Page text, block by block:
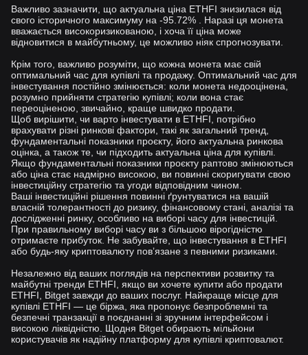
Важливо зазначити, що актуальна ціна ETHFI знизилася від
свого історичного максимуму на -95.72% . Наразі ця монета
вважається високоризикованою, і хоча її ціна може
відновитися в майбутньому, це можливо ніяк спрогнозувати.
Крім того, важливо розуміти, що кожна монета має свій
оптимальний час для купівлі та продажу. Оптимальний час для
інвестування постійно змінюється: коли монета недооцінена,
розумно прийняти стратегію купівлі; коли вона стає
переоціненою, звичайно, краще швидко продати.
Щоб вирішити, чи варто інвестувати в ETHFI, потрібно
врахувати різні ринкові фактори, такі як загальний тренд,
фундаментальні показники проєкту, його актуальна ринкова
оцінка, а також те, чи підходить актуальна ціна для купівлі.
Якщо фундаментальні показники проєкту раптово змінюються
або ціна стає надмірно високою, ви повинні скоригувати свою
інвестиційну стратегію та угоди відповідним чином.
Ваші інвестиційні рішення повинні ґрунтуватися на вашій
власній толерантності до ризику, фінансовому стані, аналізі та
дослідженні ринку, особливо на виборі часу для інвестицій.
При правильному виборі часу ви з більшою вірогідністю
отримаєте прибуток. Не забувайте, що інвестування в ETHFI
або будь-яку криптовалюту повʼязане з певними ризиками.
Незалежно від ваших поглядів на перспективи розвитку та
майбутні тренди ETHFI, якщо ви хочете купити або продати
ETHFI, Bitget завжди до ваших послуг. Найкраще місце для
купівлі ETHFI — це біржа, яка пропонує безпроблемні та
безпечні транзакції в поєднанні зі зручним інтерфейсом і
високою ліквідністю. Щодня Bitget обирають мільйони
користувачів як надійну платформу для купівлі криптовалют.